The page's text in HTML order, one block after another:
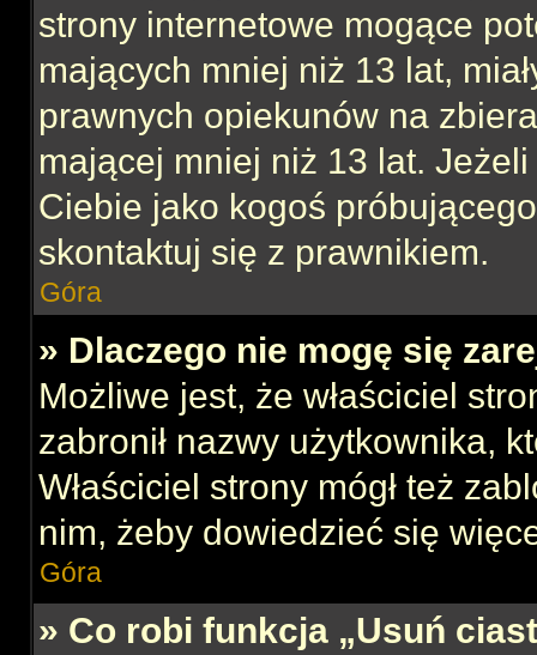
strony internetowe mogące
mających mniej niż 13 lat,
prawnych opiekunów na
mającej mniej niż 13 lat.
Ciebie jako kogoś
skontaktuj się z prawnikiem.
Góra
» Dlaczego nie mogę się
Możliwe jest, że właściciel
zabronił nazwy użytkownika,
Właściciel strony mógł też
nim, żeby dowiedzieć się
Góra
» Co robi funkcja „Usuń